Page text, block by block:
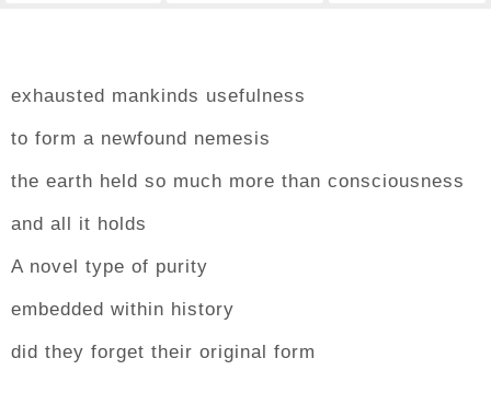
exhausted mankinds usefulness
to form a newfound nemesis
the earth held so much more than consciousness
and all it holds
A novel type of purity
embedded within history
did they forget their original form